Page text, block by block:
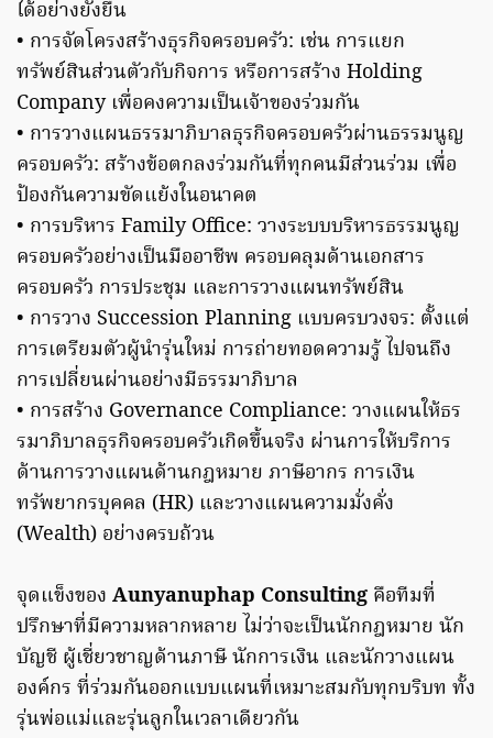
ได้อย่างยั่งยืน
• การจัดโครงสร้างธุรกิจครอบครัว: เช่น การแยก
ทรัพย์สินส่วนตัวกับกิจการ หรือการสร้าง Holding
Company เพื่อคงความเป็นเจ้าของร่วมกัน
• การวางแผนธรรมาภิบาลธุรกิจครอบครัวผ่านธรรมนูญ
ครอบครัว: สร้างข้อตกลงร่วมกันที่ทุกคนมีส่วนร่วม เพื่อ
ป้องกันความขัดแย้งในอนาคต
• การบริหาร Family Office: วางระบบบริหารธรรมนูญ
ครอบครัวอย่างเป็นมืออาชีพ ครอบคลุมด้านเอกสาร
ครอบครัว การประชุม และการวางแผนทรัพย์สิน
• การวาง Succession Planning แบบครบวงจร: ตั้งแต่
การเตรียมตัวผู้นำรุ่นใหม่ การถ่ายทอดความรู้ ไปจนถึง
การเปลี่ยนผ่านอย่างมีธรรมาภิบาล
• การสร้าง Governance Compliance: วางแผนให้ธร
รมาภิบาลธุรกิจครอบครัวเกิดขึ้นจริง ผ่านการให้บริการ
ด้านการวางแผนด้านกฎหมาย ภาษีอากร การเงิน
ทรัพยากรบุคคล (HR) และวางแผนความมั่งคั่ง
(Wealth) อย่างครบถ้วน
จุดแข็งของ Aunyanuphap Consulting คือทีมที่
ปรึกษาที่มีความหลากหลาย ไม่ว่าจะเป็นนักกฎหมาย นัก
บัญชี ผู้เชี่ยวชาญด้านภาษี นักการเงิน และนักวางแผน
องค์กร ที่ร่วมกันออกแบบแผนที่เหมาะสมกับทุกบริบท ทั้ง
รุ่นพ่อแม่และรุ่นลูกในเวลาเดียวกัน